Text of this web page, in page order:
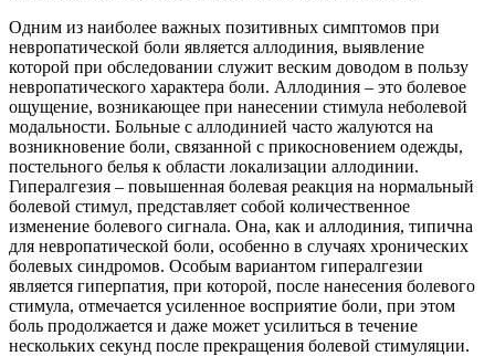
Одним из наиболее важных позитивных симптомов при
невропатической боли является аллодиния, выявление
которой при обследовании служит веским доводом в пользу
невропатического характера боли. Аллодиния – это болевое
ощущение, возникающее при нанесении стимула неболевой
модальности. Больные с аллодинией часто жалуются на
возникновение боли, связанной с прикосновением одежды,
постельного белья к области локализации аллодинии.
Гипералгезия – повышенная болевая реакция на нормальный
болевой стимул, представляет собой количественное
изменение болевого сигнала. Она, как и аллодиния, типична
для невропатической боли, особенно в случаях хронических
болевых синдромов. Особым вариантом гипералгезии
является гиперпатия, при которой, после нанесения болевого
стимула, отмечается усиленное восприятие боли, при этом
боль продолжается и даже может усилиться в течение
нескольких секунд после прекращения болевой стимуляции.